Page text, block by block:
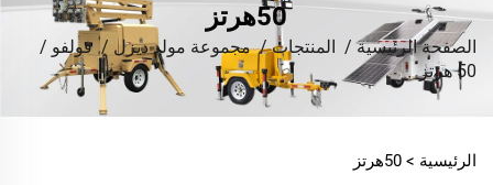
50هرتز
الصفحة الرئيسية/ المنتجات/مجموعة مولد ديزل /فولفو /
50 هرتز
الرئيسية > 50هرتز